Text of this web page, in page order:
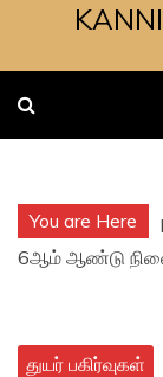
You are Here
6ஆம் ஆண்டு
துயர் பகிர்வுகள்